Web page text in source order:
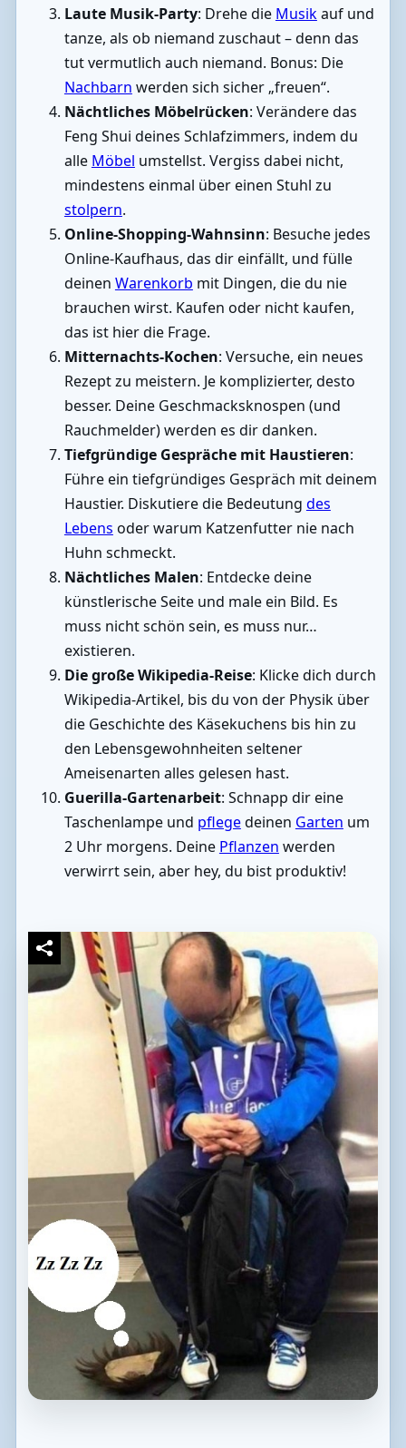
Laute Musik-Party: Drehe die Musikauf und
tanze, als ob niemand zuschaut – denn das
tut vermutlich auch niemand. Bonus: Die
Nachbarn werden sich sicher „freuen“.
Nächtliches Möbelrücken: Verändere das
Feng Shui deines Schlafzimmers, indem du
alle Möbel umstellst. Vergiss dabei nicht,
mindestens einmal über einen Stuhl zu
stolpern.
Online-Shopping-Wahnsinn: Besuche jedes
Online-Kaufhaus, das dir einfällt, und fülle
deinen Warenkorb mit Dingen, die du nie
brauchen wirst. Kaufen oder nicht kaufen,
das ist hier die Frage.
Mitternachts-Kochen: Versuche, ein neues
Rezept zu meistern. Je komplizierter, desto
besser. Deine Geschmacksknospen (und
Rauchmelder) werden es dir danken.
Tiefgründige Gespräche mit Haustieren:
Führe ein tiefgründiges Gespräch mit deinem
Haustier. Diskutiere die Bedeutung des
Lebens oder warum Katzenfutter nie nach
Huhn schmeckt.
Nächtliches Malen: Entdecke deine
künstlerische Seite und male ein Bild. Es
muss nicht schön sein, es muss nur…
existieren.
Die große Wikipedia-Reise: Klicke dich durch
Wikipedia-Artikel, bis du von der Physik über
die Geschichte des Käsekuchens bis hin zu
den Lebensgewohnheiten seltener
Ameisenarten alles gelesen hast.
Guerilla-Gartenarbeit: Schnapp dir eine
Taschenlampe und pflegedeinen Garten um
2 Uhr morgens. Deine Pflanzen werden
verwirrt sein, aber hey, du bist produktiv!